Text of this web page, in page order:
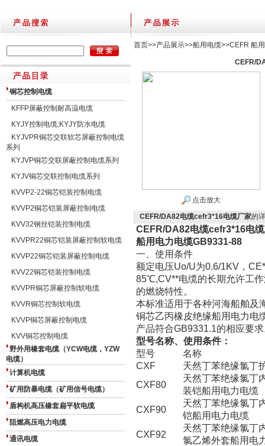
铜芯控制电缆
KFFP屏蔽控制耐高温电缆
KYJY控制电缆;KYJY防水电缆
KYJVPR铜芯交联软芯屏蔽控制电缆
系列
KYJVP铜芯交联屏蔽控制电缆系列
KYJV铜芯交联控制电缆系列
KVVP2-22铜芯铠装控制电缆
KVVP2铜芯铠装屏蔽控制电缆
KVV32钢丝铠装控制电缆
KVVPR22铜芯铠装屏蔽控制软电缆
KVVP22铜芯铠装屏蔽控制电缆
KVV22铜芯铠装控制电缆
KVVPR铜芯屏蔽控制软电缆
KVVR铜芯控制软电缆
KVVP铜芯屏蔽控制电缆
KVV铜芯控制电缆
野外用橡套电缆（YCW电缆，YZW
电缆）
计算机电缆
矿用防暴电缆（矿用信号电缆）
盾构机高压橡套扁平软电缆
阻燃高压电力电缆
通讯电缆
首页>>产品展示>>船用电缆>>CEFR 船
CEFR/
点击放大
CEFR/DA82电缆cefr3*16电缆厂家的
CEFR/DA82电缆cefr3*16电
船用电力电缆GB9331-88
一、使用条件
额定电压Uo/U为0.6/1KV，
85℃,CV**电缆的长期允许工
的燃烧特性。
本标准适用于各种河海船舶及
铜芯乙丙橡皮绝缘船用电力电
产品符合GB9331.1的相应要
型号名称、使用条件：
型号
名称
CXF
天然丁苯绝缘氯丁
CXF80
天然丁苯绝缘氯丁
装铠船用电力电缆
CXF90
天然丁苯绝缘氯丁
铠船用电力电缆
CXF92
天然丁苯绝缘氯丁
氯乙烯外套船用电